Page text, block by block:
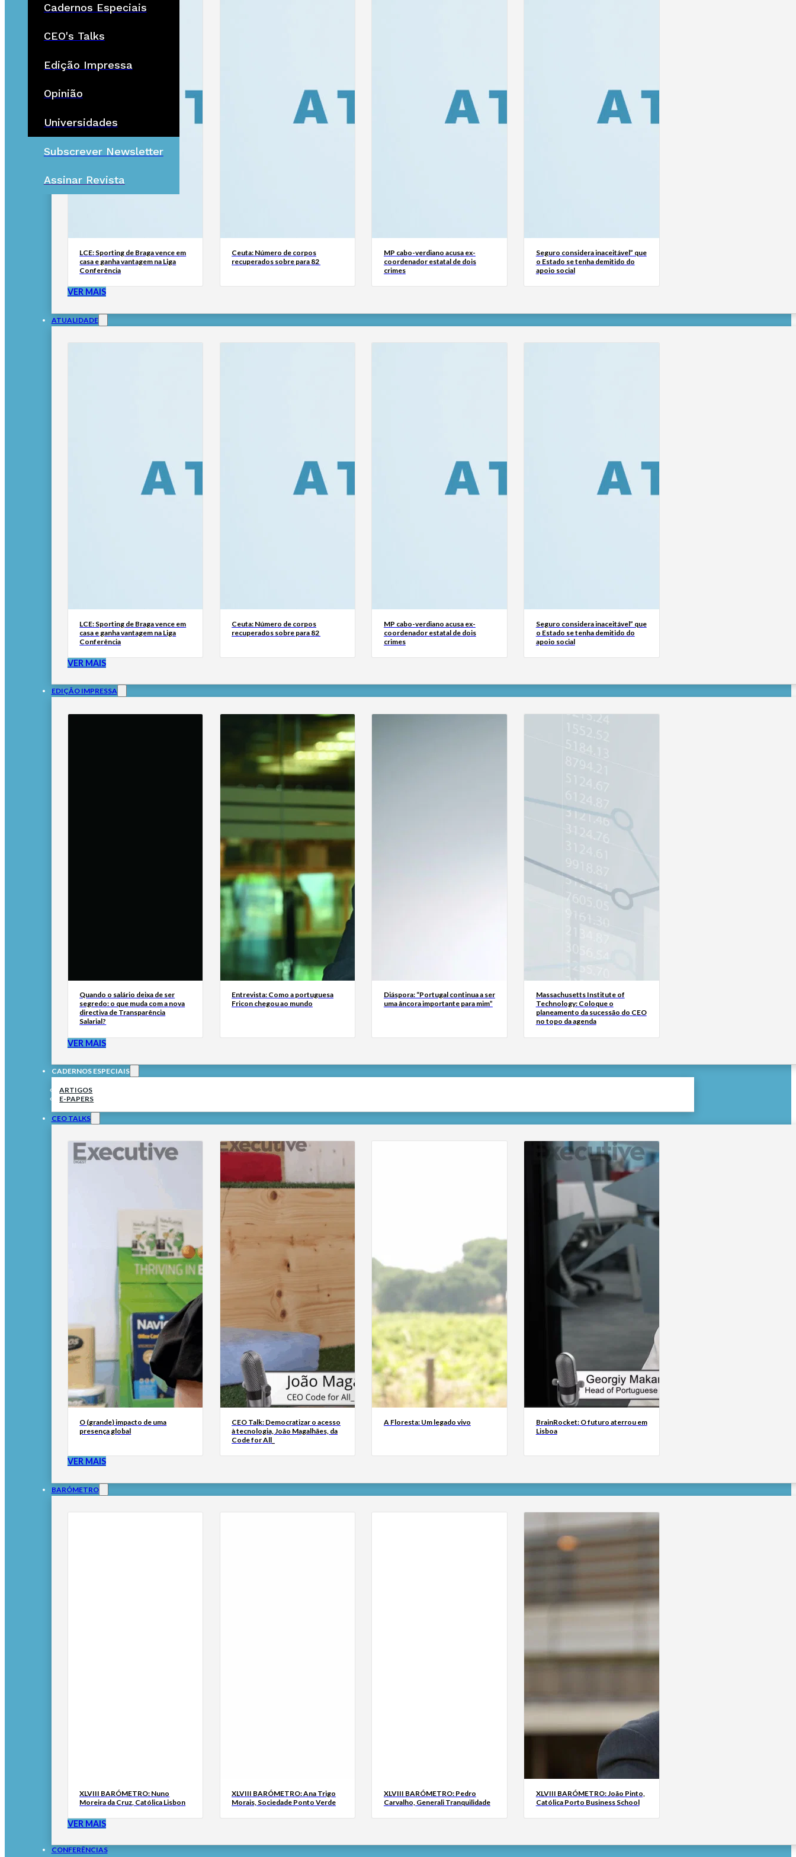
Cadernos Especiais
CEO's Talks
Edição Impressa
Opinião
Universidades
Subscrever Newsletter
Assinar Revista
LCE: Sporting de Braga vence em
casa e ganha vantagem na Liga
Conferência
Ceuta: Número de corpos
recuperados sobre para 82
MP cabo-verdiano acusa ex-
coordenador estatal de dois
crimes
Seguro considera inaceitável” que
o Estado se tenha demitido do
apoio social
VER MAIS
ATUALIDADE
LCE: Sporting de Braga vence em
casa e ganha vantagem na Liga
Conferência
Ceuta: Número de corpos
recuperados sobre para 82
MP cabo-verdiano acusa ex-
coordenador estatal de dois
crimes
Seguro considera inaceitável” que
o Estado se tenha demitido do
apoio social
VER MAIS
EDIÇÃO IMPRESSA
Quando o salário deixa de ser
segredo: o que muda com a nova
directiva de Transparência
Salarial?
Entrevista: Como a portuguesa
Fricon chegou ao mundo
Diáspora: “Portugal continua a ser
uma âncora importante para mim”
Massachusetts Institute of
Technology: Coloque o
planeamento da sucessão do CEO
no topo da agenda
VER MAIS
CADERNOS ESPECIAIS
ARTIGOS
E-PAPERS
CEO TALKS
O (grande) impacto de uma
presença global
CEO Talk: Democratizar o acesso
à tecnologia, João Magalhães, da
Code for All_
A Floresta: Um legado vivo
BrainRocket: O futuro aterrou em
Lisboa
VER MAIS
BARÓMETRO
XLVIII BARÓMETRO: Nuno
Moreira da Cruz, Católica Lisbon
XLVIII BARÓMETRO: Ana Trigo
Morais, Sociedade Ponto Verde
XLVIII BARÓMETRO: Pedro
Carvalho, Generali Tranquilidade
XLVIII BARÓMETRO: João Pinto,
Católica Porto Business School
VER MAIS
CONFERÊNCIAS